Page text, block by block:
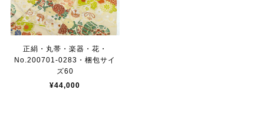
正絹・丸帯・楽器・花・
No.200701-0283・梱包サイ
ズ60
¥44,000